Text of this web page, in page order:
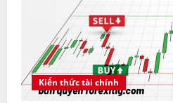
Kiến thức tài chính